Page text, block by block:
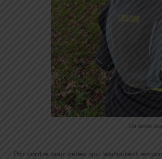
Un accès
Par contre pour celles qui souhaitent